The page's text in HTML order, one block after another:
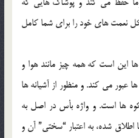
نعمت هاي خود را براي شما کامل
اين است که همه چيز مانند هوا و
مي کند. و منظور از آشيانه ها
ها است. و واژه بأس در اصل به
شده، به اعتبار “سختي” آن و